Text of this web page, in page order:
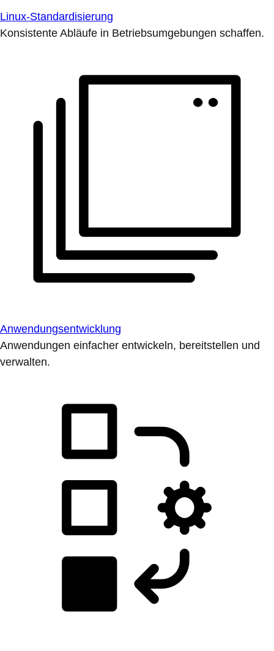
Linux-Standardisierung
Konsistente Abläufe in Betriebsumgebungen schaffen.
Anwendungsentwicklung
Anwendungen einfacher entwickeln, bereitstellen und
verwalten.